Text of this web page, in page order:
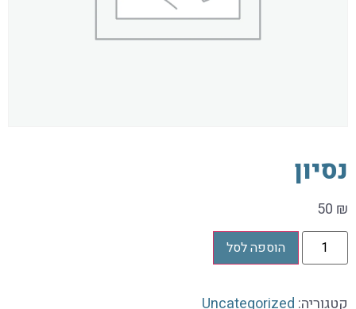
נסיון
50 ₪
הוספה לסל
קטגוריה: Uncategorized